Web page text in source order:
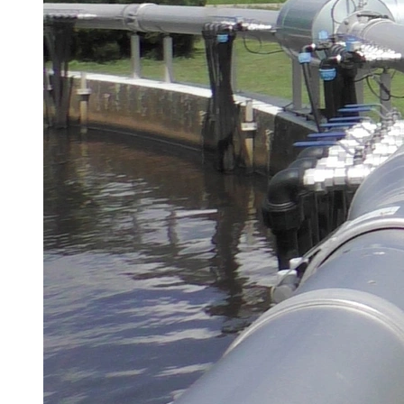
Brau Beviale
Hannover Messe
IFAT
Tausendwasser
Energieeffizienz & Nachhaltigkeit
Grüne Gebäude und Wasserlösungen für
klimaresiliente Städte
21. Juli 2026